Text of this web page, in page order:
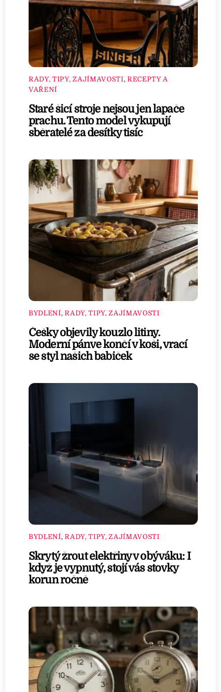
RADY, TIPY, ZAJÍMAVOSTI, RECEPTY A
VAŘENÍ
Staré šicí stroje nejsou jen lapače
prachu. Tento model vykupují
sběratelé za desítky tisíc
BYDLENÍ,RADY, TIPY, ZAJÍMAVOSTI
Češky objevily kouzlo litiny.
Moderní pánve končí v koši, vrací
se styl našich babiček
BYDLENÍ,RADY, TIPY, ZAJÍMAVOSTI
Skrytý žrout elektřiny v obýváku: I
když je vypnutý, stojí vás stovky
korun ročně